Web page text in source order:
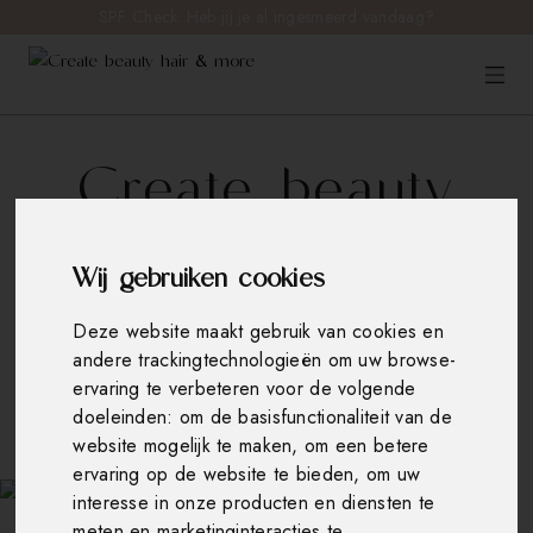
Wij gebruiken cookies
Deze website maakt gebruik van cookies en
andere trackingtechnologieën om uw browse-
ervaring te verbeteren voor de volgende
doeleinden: om de basisfunctionaliteit van de
website mogelijk te maken, om een betere
ervaring op de website te bieden, om uw
interesse in onze producten en diensten te
Create beauty
hair & more
we Create Beauty !
Boek nu